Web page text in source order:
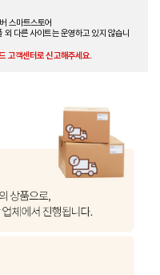
스마트스토어
다른 사이트는 운영하고 있지 않습니
고객센터로 신고해주세요.